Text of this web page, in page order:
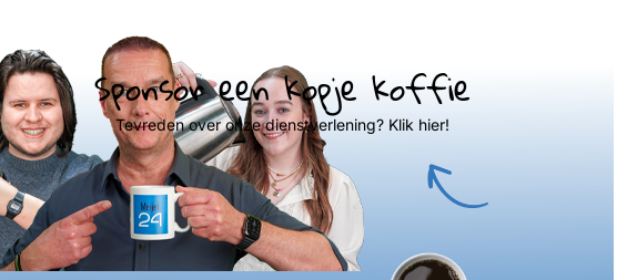
Sponsor een kopje koffie
Tevreden over onze dienstverlening? Klik hier!